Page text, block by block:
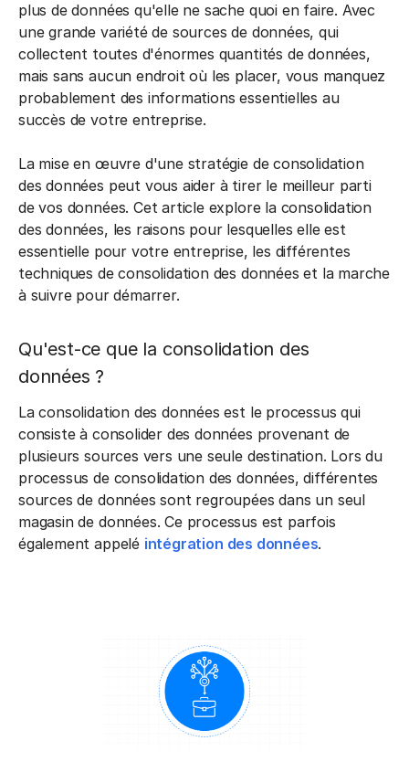
plus de données qu'elle ne sache quoi en faire. Avec
une grande variété de sources de données, qui
collectent toutes d'énormes quantités de données,
mais sans aucun endroit où les placer, vous manquez
probablement des informations essentielles au
succès de votre entreprise.
La mise en œuvre d'une stratégie de consolidation
des données peut vous aider à tirer le meilleur parti
de vos données. Cet article explore la consolidation
des données, les raisons pour lesquelles elle est
essentielle pour votre entreprise, les différentes
techniques de consolidation des données et la marche
à suivre pour démarrer.
Qu'est-ce que la consolidation des
données ?
La consolidation des données est le processus qui
consiste à consolider des données provenant de
plusieurs sources vers une seule destination. Lors du
processus de consolidation des données, différentes
sources de données sont regroupées dans un seul
magasin de données. Ce processus est parfois
également appelé intégration des données.